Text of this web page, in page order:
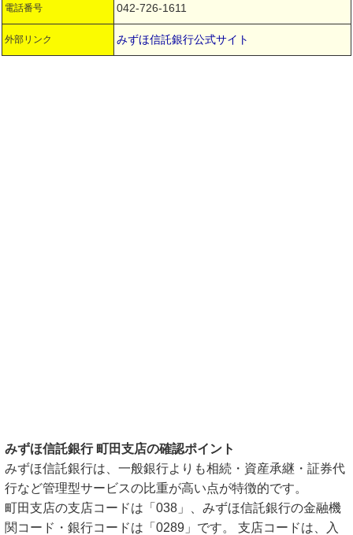
電話番号 042-726-1611
外部リンク みずほ信託銀行公式サイト
みずほ信託銀行 町田支店の確認ポイント
みずほ信託銀行は、一般銀行よりも相続・資産承継・証券代
行など管理型サービスの比重が高い点が特徴的です。
町田支店の支店コードは「038」、みずほ信託銀行の金融機
関コード・銀行コードは「0289」です。 支店コードは、入